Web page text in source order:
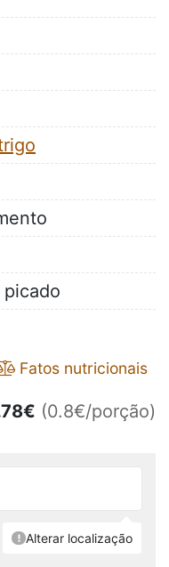
Fatos nutricionais
€ (0.8€/porção)